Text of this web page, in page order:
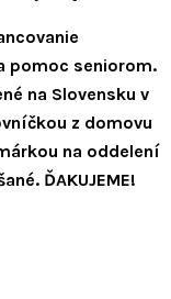
pomoc seniorom.
na Slovensku v
z domovu
na oddelení
ĎAKUJEME!